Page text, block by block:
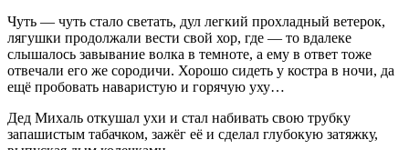
Чуть — чуть стало светать, дул легкий прохладный ветерок,
лягушки продолжали вести свой хор, где — то вдалеке
слышалось завывание волка в темноте, а ему в ответ тоже
отвечали его же сородичи. Хорошо сидеть у костра в ночи, да
ещё пробовать наваристую и горячую уху…
Дед Михаль откушал ухи и стал набивать свою трубку
запашистым табачком, зажёг её и сделал глубокую затяжку,